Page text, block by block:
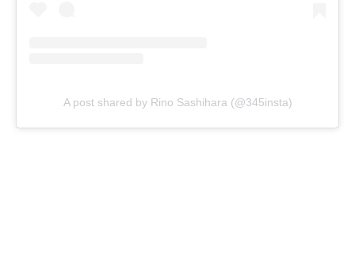
A post shared by Rino Sashihara (@345insta)